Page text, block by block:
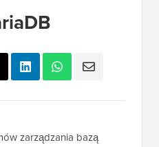
zarządzania bazą